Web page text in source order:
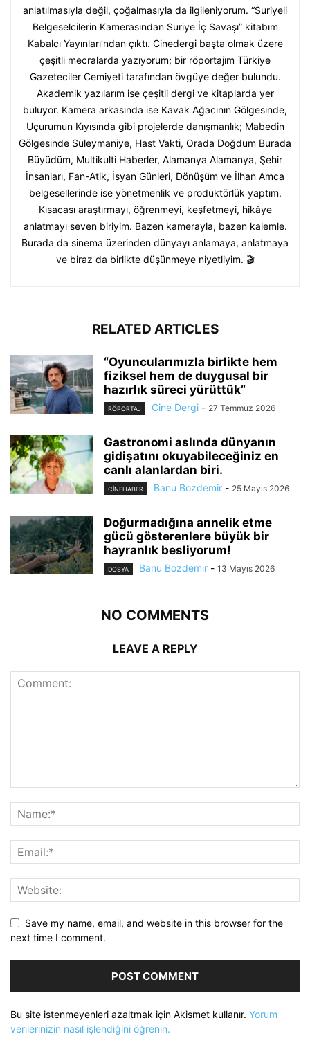
anlatılmasıyla değil, çoğalmasıyla da ilgileniyorum. “Suriyeli
Belgeselcilerin Kamerasından Suriye İç Savaşı” kitabım
Kabalcı Yayınları’ndan çıktı. Cinedergi başta olmak üzere
çeşitli mecralarda yazıyorum; bir röportajım Türkiye
Gazeteciler Cemiyeti tarafından övgüye değer bulundu.
Akademik yazılarım ise çeşitli dergi ve kitaplarda yer
buluyor. Kamera arkasında ise Kavak Ağacının Gölgesinde,
Uçurumun Kıyısında gibi projelerde danışmanlık; Mabedin
Gölgesinde Süleymaniye, Hast Vakti, Orada Doğdum Burada
Büyüdüm, Multikulti Haberler, Alamanya Alamanya, Şehir
İnsanları, Fan-Atik, İsyan Günleri, Dönüşüm ve İlhan Amca
belgesellerinde ise yönetmenlik ve prodüktörlük yaptım.
Kısacası araştırmayı, öğrenmeyi, keşfetmeyi, hikâye
anlatmayı seven biriyim. Bazen kamerayla, bazen kalemle.
Burada da sinema üzerinden dünyayı anlamaya, anlatmaya
ve biraz da birlikte düşünmeye niyetliyim. 🎬
RELATED ARTICLES
“Oyuncularımızla birlikte hem
fiziksel hem de duygusal bir
hazırlık süreci yürüttük”
RÖPORTAJ Cine Dergi - 27 Temmuz 2026
Gastronomi aslında dünyanın
gidişatını okuyabileceğiniz en
canlı alanlardan biri.
CINEHABER Banu Bozdemir - 25 Mayıs 2026
Doğurmadığına annelik etme
gücü gösterenlere büyük bir
hayranlık besliyorum!
DOSYA Banu Bozdemir - 13 Mayıs 2026
NO COMMENTS
LEAVE A REPLY
Save my name, email, and website in this browser for the
next time I comment.
Bu site istenmeyenleri azaltmak için Akismet kullanır. Yorum
verilerinizin nasıl işlendiğini öğrenin.